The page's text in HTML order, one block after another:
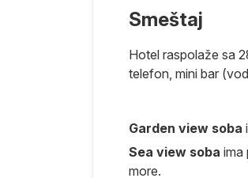
Smeštaj
Hotel raspolaže sa
telefon, mini bar
Garden view soba
Sea view soba ima
more.